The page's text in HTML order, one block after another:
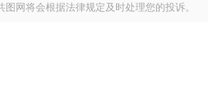
网将会根据法律规定及时处理您的投诉。